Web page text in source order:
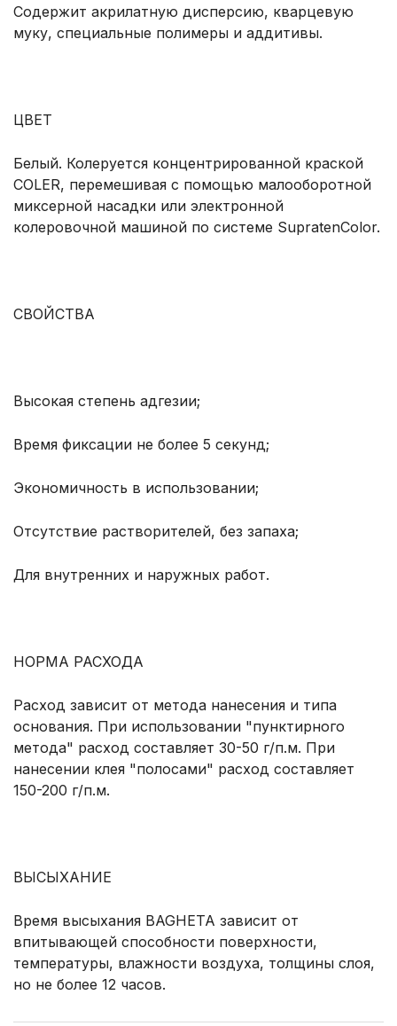
Содержит акрилатную дисперсию, кварцевую
муку, специальные полимеры и аддитивы.
ЦВЕТ
Белый. Колеруется концентрированной краской
COLER, перемешивая с помощью малооборотной
миксерной насадки или электронной
колеровочной машиной по системе SupratenColor.
СВОЙСТВА
Высокая степень адгезии;
Время фиксации не более 5 секунд;
Экономичность в использовании;
Отсутствие растворителей, без запаха;
Для внутренних и наружных работ.
НОРМА РАСХОДА
Расход зависит от метода нанесения и типа
основания. При использовании "пунктирного
метода" расход составляет 30-50 г/п.м. При
нанесении клея "полосами" расход составляет
150-200 г/п.м.
ВЫСЫХАНИЕ
Время высыхания BAGHETA зависит от
впитывающей способности поверхности,
температуры, влажности воздуха, толщины слоя,
но не более 12 часов.